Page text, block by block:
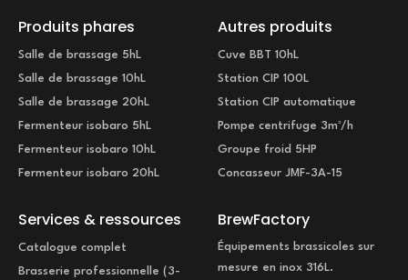
Produits phares
Salle de brassage 5hL
Salle de brassage 10hL
Salle de brassage 20hL
Fermenteur isobaro 5hL
Fermenteur isobaro 10hL
Fermenteur isobaro 20hL
Autres produits
Cuve BBT 10hL
Station CIP 100L
Station CIP automatique
Pompe centrifuge 3m³/h
Groupe froid 5HP
Concasseur JMF-3A-15
Services & ressources
Catalogue complet
Brasserie professionnelle (3-
BrewFactory
Équipements brassicoles sur
mesure en inox 316L.